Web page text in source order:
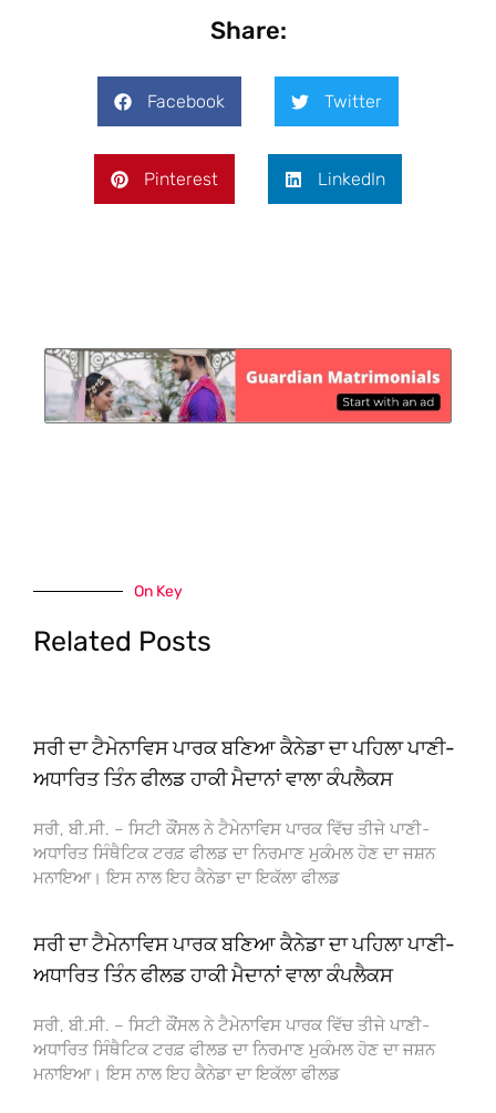
Share:
Facebook Twitter
Pinterest LinkedIn
On Key
Related Posts
ਸਰੀ ਦਾ ਟੈਮੇਨਾਵਿਸ ਪਾਰਕ ਬਣਿਆ ਕੈਨੇਡਾ ਦਾ ਪਹਿਲਾ ਪਾਣੀ-
ਅਧਾਰਿਤ ਤਿੰਨ ਫੀਲਡ ਹਾਕੀ ਮੈਦਾਨਾਂ ਵਾਲਾ ਕੰਪਲੈਕਸ
ਸਰੀ, ਬੀ.ਸੀ. – ਸਿਟੀ ਕੌਂਸਲ ਨੇ ਟੈਮੇਨਾਵਿਸ ਪਾਰਕ ਵਿੱਚ ਤੀਜੇ ਪਾਣੀ-
ਅਧਾਰਿਤ ਸਿੰਥੈਟਿਕ ਟਰਫ਼ ਫੀਲਡ ਦਾ ਨਿਰਮਾਣ ਮੁਕੰਮਲ ਹੋਣ ਦਾ ਜਸ਼ਨ
ਮਨਾਇਆ। ਇਸ ਨਾਲ ਇਹ ਕੈਨੇਡਾ ਦਾ ਇਕੱਲਾ ਫੀਲਡ
ਸਰੀ ਦਾ ਟੈਮੇਨਾਵਿਸ ਪਾਰਕ ਬਣਿਆ ਕੈਨੇਡਾ ਦਾ ਪਹਿਲਾ ਪਾਣੀ-
ਅਧਾਰਿਤ ਤਿੰਨ ਫੀਲਡ ਹਾਕੀ ਮੈਦਾਨਾਂ ਵਾਲਾ ਕੰਪਲੈਕਸ
ਸਰੀ, ਬੀ.ਸੀ. – ਸਿਟੀ ਕੌਂਸਲ ਨੇ ਟੈਮੇਨਾਵਿਸ ਪਾਰਕ ਵਿੱਚ ਤੀਜੇ ਪਾਣੀ-
ਅਧਾਰਿਤ ਸਿੰਥੈਟਿਕ ਟਰਫ਼ ਫੀਲਡ ਦਾ ਨਿਰਮਾਣ ਮੁਕੰਮਲ ਹੋਣ ਦਾ ਜਸ਼ਨ
ਮਨਾਇਆ। ਇਸ ਨਾਲ ਇਹ ਕੈਨੇਡਾ ਦਾ ਇਕੱਲਾ ਫੀਲਡ